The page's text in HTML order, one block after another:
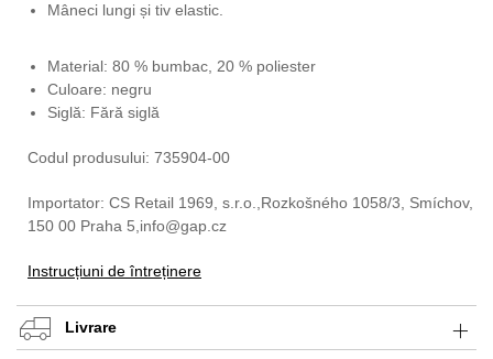
Mâneci lungi și tiv elastic.
Material: 80 % bumbac, 20 % poliester
Culoare: negru
Siglă: Fără siglă
Codul produsului: 735904-00
Importator: CS Retail 1969, s.r.o.,Rozkošného 1058/3, Smíchov,
150 00 Praha 5,info@gap.cz
Instrucțiuni de întreținere
Livrare